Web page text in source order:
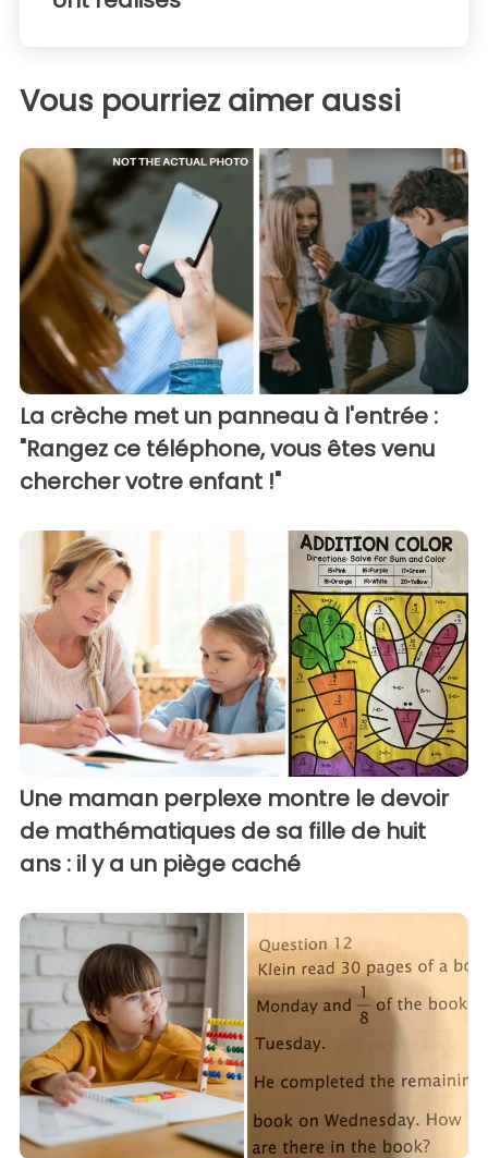
Vous pourriez aimer aussi
La crèche met un panneau à l'entrée :
"Rangez ce téléphone, vous êtes venu
chercher votre enfant !"
Une maman perplexe montre le devoir
de mathématiques de sa fille de huit
ans : il y a un piège caché